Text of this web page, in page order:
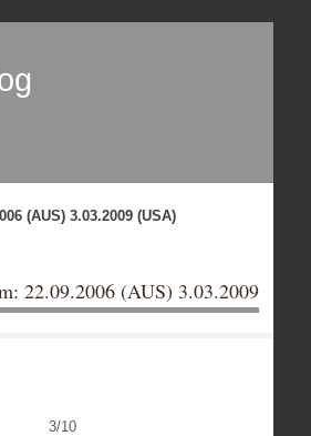
(AUS) 3.03.2009 (USA)
22.09.2006 (AUS) 3.03.2009
3/10